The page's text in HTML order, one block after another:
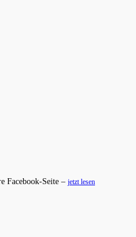
Facebook-Seite – jetzt lesen